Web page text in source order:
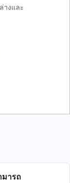
างและ
ารถ